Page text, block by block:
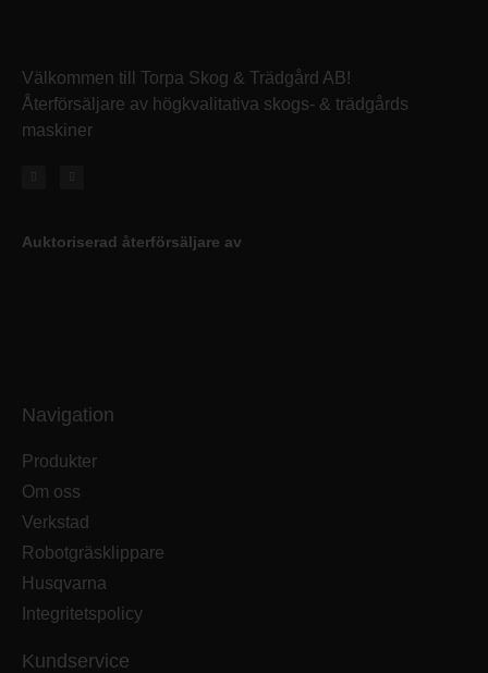
Välkommen till Torpa Skog & Trädgård AB!
Återförsäljare av högkvalitativa skogs- & trädgårds
maskiner
Auktoriserad återförsäljare av
Navigation
Produkter
Om oss
Verkstad
Robotgräsklippare
Husqvarna
Integritetspolicy
Kundservice